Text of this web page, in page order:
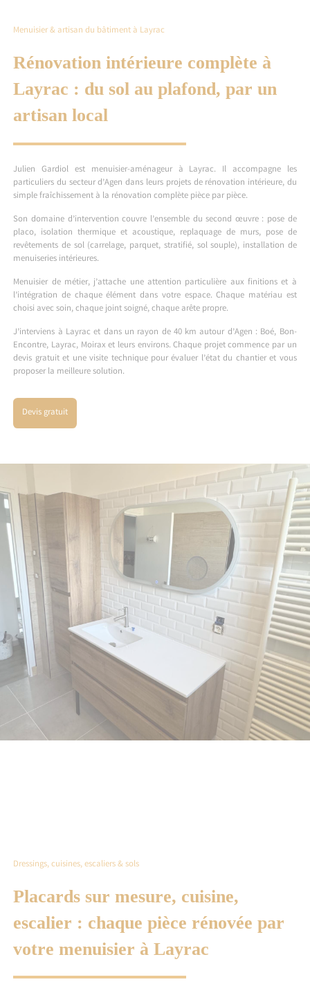
Menuisier & artisan du bâtiment à Layrac
Rénovation intérieure complète à
Layrac : du sol au plafond, par un
artisan local
Julien Gardiol est menuisier-aménageur à Layrac. Il accompagne les
particuliers du secteur d’Agen dans leurs projets de rénovation intérieure, du
simple fraîchissement à la rénovation complète pièce par pièce.
Son domaine d’intervention couvre l’ensemble du second œuvre : pose de
placo, isolation thermique et acoustique, replaquage de murs, pose de
revêtements de sol (carrelage, parquet, stratifié, sol souple), installation de
menuiseries intérieures.
Menuisier de métier, j’attache une attention particulière aux finitions et à
l’intégration de chaque élément dans votre espace. Chaque matériau est
choisi avec soin, chaque joint soigné, chaque arête propre.
J’interviens à Layrac et dans un rayon de 40 km autour d’Agen : Boé, Bon-
Encontre, Layrac, Moirax et leurs environs. Chaque projet commence par un
devis gratuit et une visite technique pour évaluer l’état du chantier et vous
proposer la meilleure solution.
Devis gratuit
Dressings, cuisines, escaliers & sols
Placards sur mesure, cuisine,
escalier : chaque pièce rénovée par
votre menuisier à Layrac